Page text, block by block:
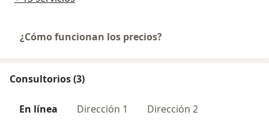
¿Cómo funcionan los precios?
Consultorios (3)
En línea Dirección 1 Dirección 2